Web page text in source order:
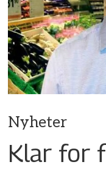
Nyheter
Klar for